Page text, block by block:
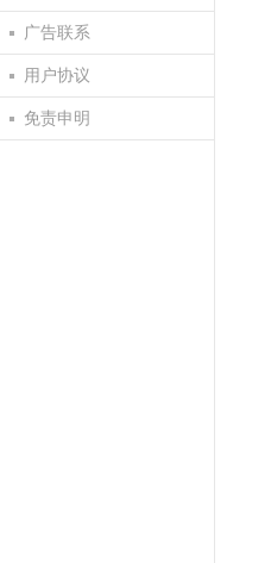
广告联系
用户协议
免责申明